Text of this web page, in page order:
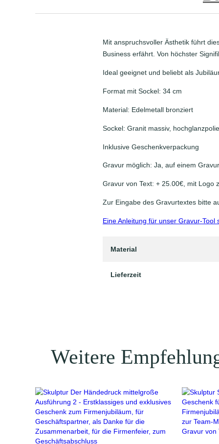
Mit anspruchsvoller Ästhetik führt
Business erfährt. Von höchster
Ideal geeignet und beliebt als
Format mit Sockel: 34 cm
Material: Edelmetall bronziert
Sockel: Granit massiv,
Inklusive Geschenkverpackung
Gravur möglich: Ja, auf einem
Gravur von Text: + 25.00€, mit Logo
Zur Eingabe des Gravurtextes bitte
Eine Anleitung für unser Gravur-
Material
Lieferzeit
Weitere